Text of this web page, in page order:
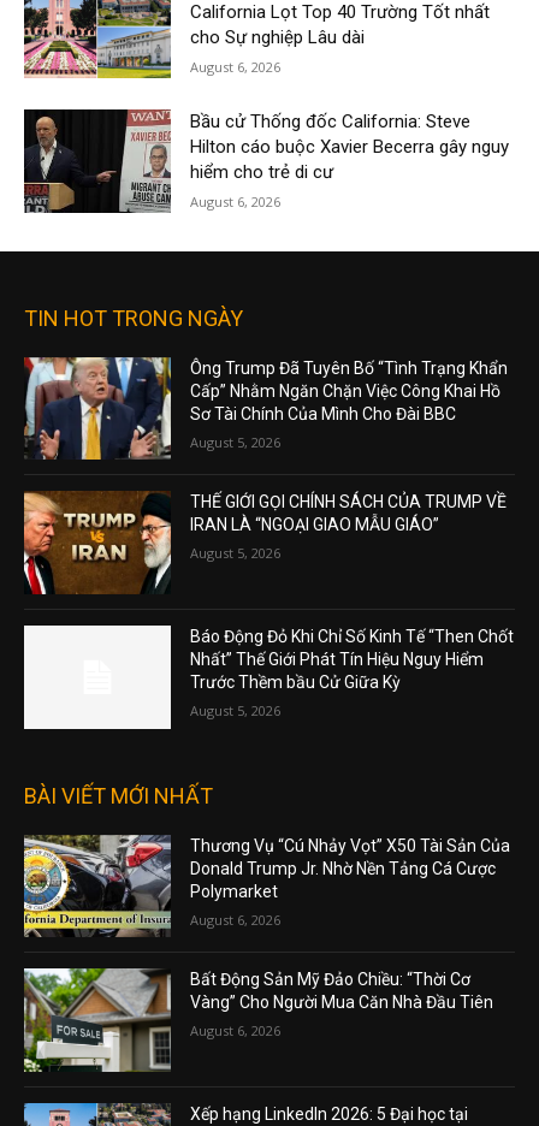
California Lọt Top 40 Trường Tốt nhất
cho Sự nghiệp Lâu dài
August 6, 2026
Bầu cử Thống đốc California: Steve
Hilton cáo buộc Xavier Becerra gây nguy
hiểm cho trẻ di cư
August 6, 2026
TIN HOT TRONG NGÀY
Ông Trump Đã Tuyên Bố “Tình Trạng Khẩn
Cấp” Nhằm Ngăn Chặn Việc Công Khai Hồ
Sơ Tài Chính Của Mình Cho Đài BBC
August 5, 2026
THẾ GIỚI GỌI CHÍNH SÁCH CỦA TRUMP VỀ
IRAN LÀ “NGOẠI GIAO MẪU GIÁO”
August 5, 2026
Báo Động Đỏ Khi Chỉ Số Kinh Tế “Then Chốt
Nhất” Thế Giới Phát Tín Hiệu Nguy Hiểm
Trước Thềm bầu Cử Giữa Kỳ
August 5, 2026
BÀI VIẾT MỚI NHẤT
Thương Vụ “Cú Nhảy Vọt” X50 Tài Sản Của
Donald Trump Jr. Nhờ Nền Tảng Cá Cược
Polymarket
August 6, 2026
Bất Động Sản Mỹ Đảo Chiều: “Thời Cơ
Vàng” Cho Người Mua Căn Nhà Đầu Tiên
August 6, 2026
Xếp hạng LinkedIn 2026: 5 Đại học tại